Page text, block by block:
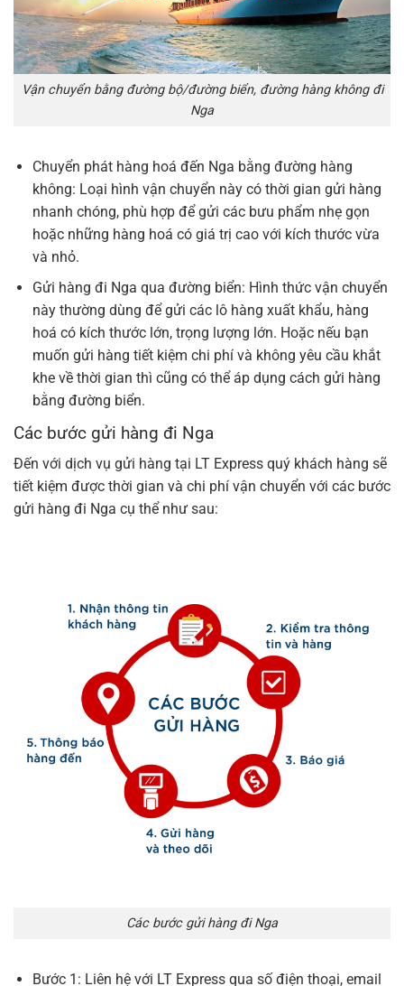
Vận chuyển bằng đường bộ/đường biển, đường hàng không đi
Nga
Chuyển phát hàng hoá đến Nga bằng đường hàng
không: Loại hình vận chuyển này có thời gian gửi hàng
nhanh chóng, phù hợp để gửi các bưu phẩm nhẹ gọn
hoặc những hàng hoá có giá trị cao với kích thước vừa
và nhỏ.
Gửi hàng đi Nga qua đường biển: Hình thức vận chuyển
này thường dùng để gửi các lô hàng xuất khẩu, hàng
hoá có kích thước lớn, trọng lượng lớn. Hoặc nếu bạn
muốn gửi hàng tiết kiệm chi phí và không yêu cầu khắt
khe về thời gian thì cũng có thể áp dụng cách gửi hàng
bằng đường biển.
Các bước gửi hàng đi Nga
Đến với dịch vụ gửi hàng tại LT Express quý khách hàng sẽ
tiết kiệm được thời gian và chi phí vận chuyển với các bước
gửi hàng đi Nga cụ thể như sau:
Các bước gửi hàng đi Nga
Bước 1: Liên hệ với LT Express qua số điện thoại, email